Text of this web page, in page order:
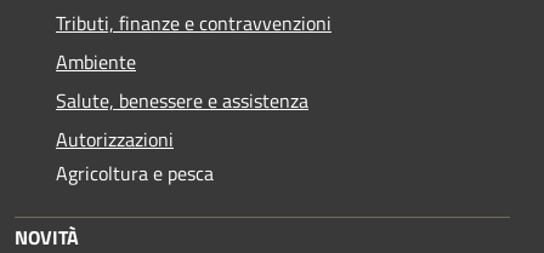
Tributi, finanze e contravvenzioni
Ambiente
Salute, benessere e assistenza
Autorizzazioni
Agricoltura e pesca
NOVITÀ